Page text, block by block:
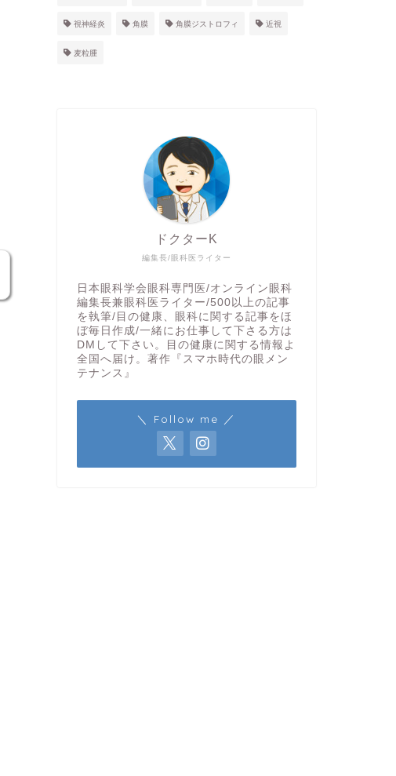
視神経炎 角膜 角膜ジストロフィ 近視
麦粒腫
編集長/眼科医ライター
ドクターK
日本眼科学会眼科専門医/オンライン眼科
編集長兼眼科医ライター/500以上の記事
を執筆/目の健康、眼科に関する記事をほ
ぼ毎日作成/一緒にお仕事して下さる方は
DMして下さい。目の健康に関する情報よ
全国へ届け。著作『スマホ時代の眼メン
テナンス』
＼ Follow me ／